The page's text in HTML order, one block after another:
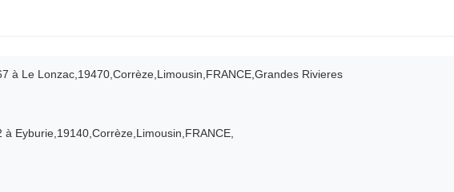
à Le Lonzac,19470,Corrèze,Limousin,FRANCE,Grandes Rivieres
à Eyburie,19140,Corrèze,Limousin,FRANCE,